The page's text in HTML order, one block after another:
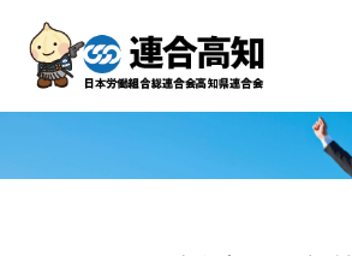
content